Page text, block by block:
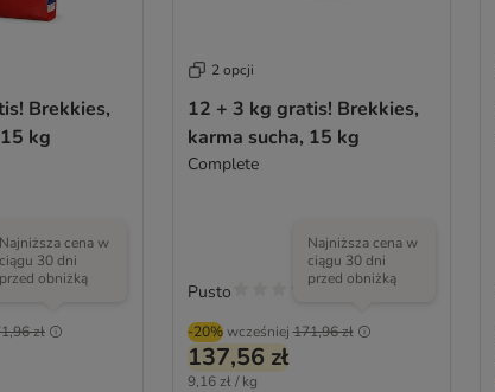
Brekkies,
kg
zł
Najniższa cena w
ciągu 30 dni
przed obniżką
2 opcji
12 + 3 kg gratis! Brekkies,
karma sucha, 15 kg
Complete
-20% wcześniej 171,96 zł
Najniższa cena w
ciągu 30 dni
przed obniżką
137,56 zł
9,16 zł / kg
Pusto